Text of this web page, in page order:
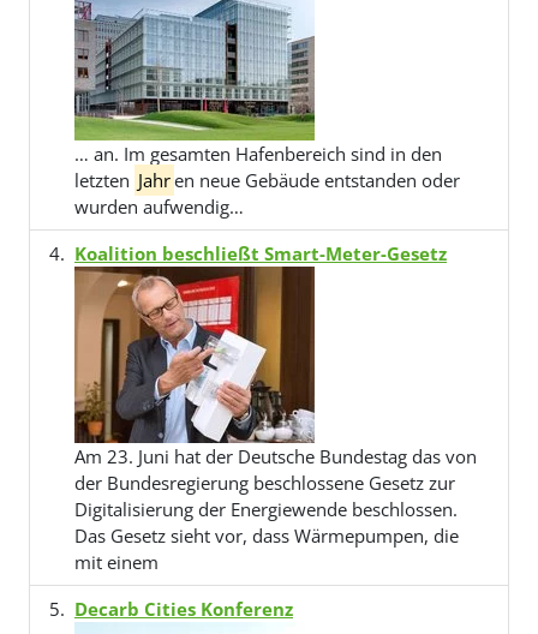
… an. Im gesamten Hafenbereich sind in den
letzten Jahren neue Gebäude entstanden oder
wurden aufwendig…
Koalition beschließt Smart-Meter-Gesetz
Am 23. Juni hat der Deutsche Bundestag das von
der Bundesregierung beschlossene Gesetz zur
Digitalisierung der Energiewende beschlossen.
Das Gesetz sieht vor, dass Wärmepumpen, die
mit einem
Decarb Cities Konferenz